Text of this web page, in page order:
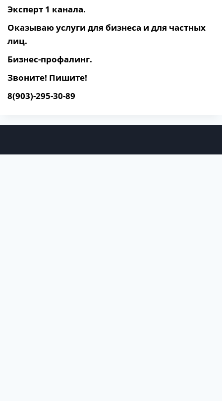
Эксперт 1 канала.
Оказываю услуги для бизнеса и для частных
лиц.
Бизнес-профалинг.
Звоните! Пишите!
8(903)-295-30-89